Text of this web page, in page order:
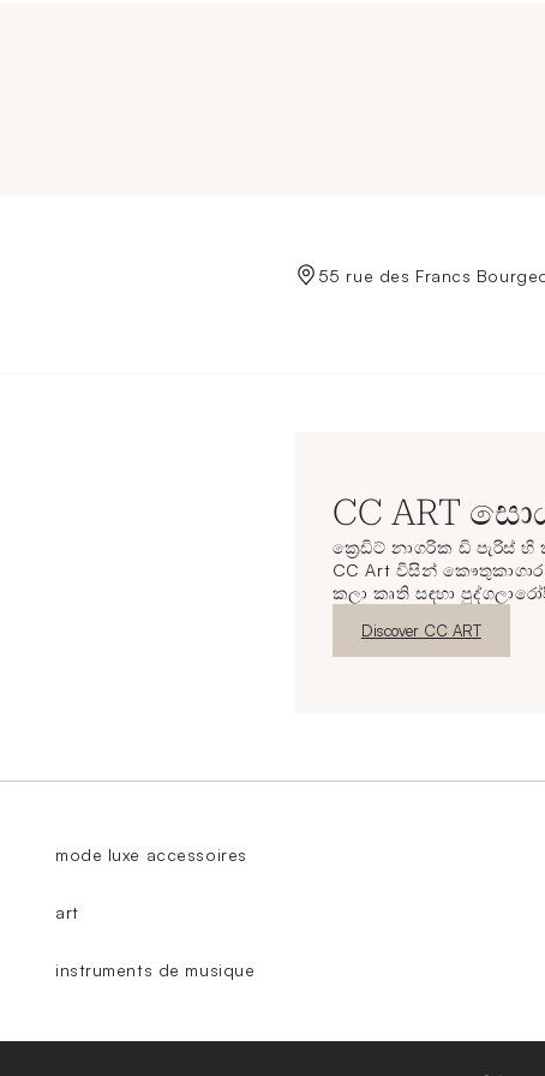
Crédit Municipal de Paris 55 rue des Francs
CC ART
ක්‍රෙඩිට් නාගරික ඩි පැරිස්
CC Art විසින්
කලා කෘති සඳහා
නව කවුළුව
Discover CC ART
mode luxe accessoires
art
instruments de musique